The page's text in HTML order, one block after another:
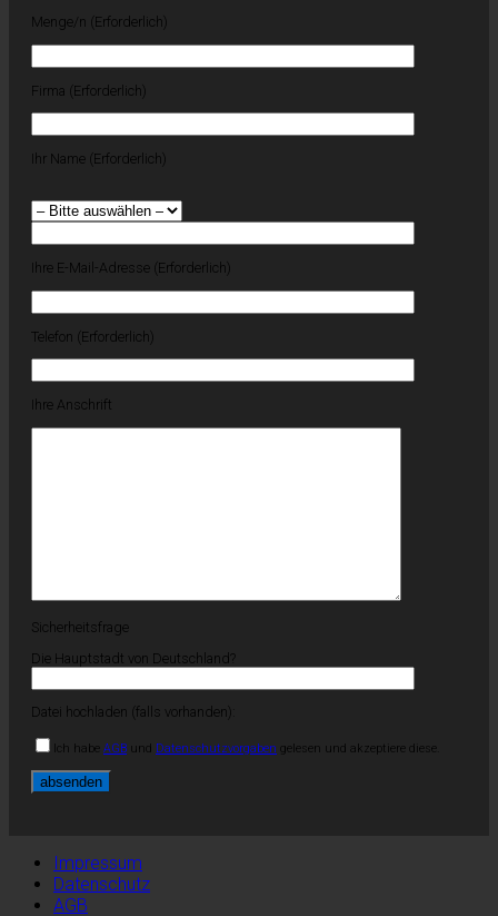
Menge/n (Erforderlich)
Firma (Erforderlich)
Ihr Name (Erforderlich)
Ihre E-Mail-Adresse (Erforderlich)
Telefon (Erforderlich)
Ihre Anschrift
Sicherheitsfrage
Die Hauptstadt von Deutschland?
Datei hochladen (falls vorhanden):
Ich habe AGB und Datenschutzvorgaben gelesen und akzeptiere diese.
Impressum
Datenschutz
AGB